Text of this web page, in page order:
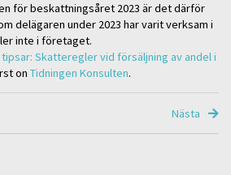
för beskattningsåret 2023 är det därför
delägaren under 2023 har varit verksam i
inte i företaget.
Skatteregler vid försäljning av andel i
on Tidningen Konsulten.
Nästa